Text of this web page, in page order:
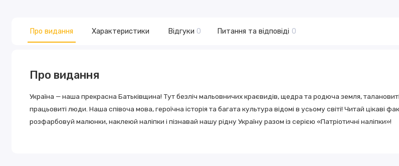
Про видання Характеристики Відгуки 0 Питання та відповіді 0
Про видання
Україна — наша прекрасна Батьківщина! Тут безліч мальовничих краєвидів, щедра та родюча земля,
працьовиті люди. Наша співоча мова, героїчна історія та багата культура відомі в усьому світі! Читай цікаві
розфарбовуй малюнки, наклеюй наліпки і пізнавай нашу рідну Україну разом із серією «Патріотичні наліпки»!